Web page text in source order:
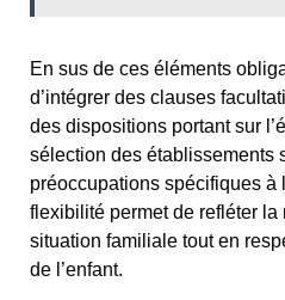
En sus de ces éléments
d’intégrer des clauses
des dispositions portant sur
sélection des établissements
préoccupations spécifiques à
flexibilité permet de refléter la
situation familiale tout en
de l’enfant.